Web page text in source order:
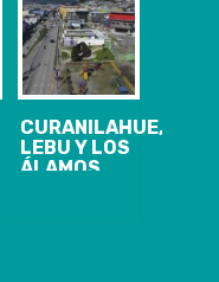
CURANILAHUE,
LEBU Y LOS
ÁLAMOS